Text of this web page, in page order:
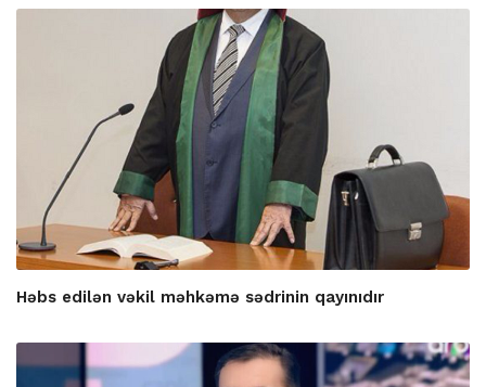
Həbs edilən vəkil məhkəmə sədrinin qayınıdır